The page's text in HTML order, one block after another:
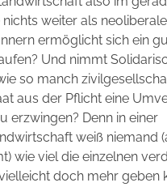
nichts weiter als neoliberale
ermöglicht sich ein
Und nimmt
so manch
aus der Pflicht eine
erzwingen? Denn in einer
weiß niemand
wie viel die einzelnen
doch mehr geben